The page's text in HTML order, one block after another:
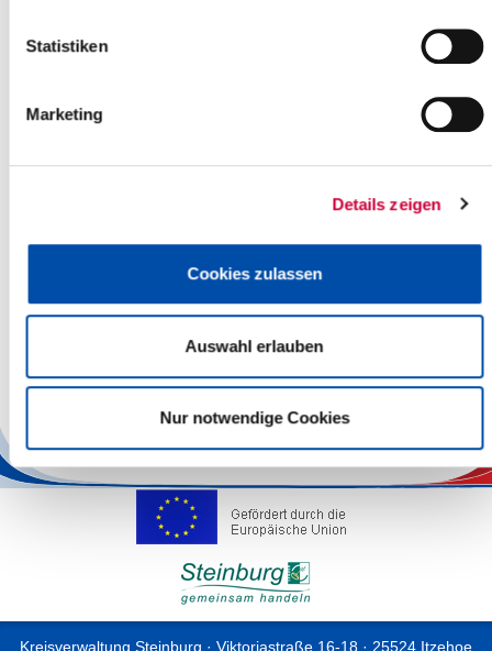
Statistiken
Marketing
Details zeigen
Cookies zulassen
Auswahl erlauben
Nur notwendige Cookies
Die Nutzung von Smartphones oder Computerspielen gehört seit
Kindern. Auf der einen Seite Sorge und ggf. Hilflosigkeit, auf der
anderen Seite der Wunsch nach Spaß und dem
Berichterstattung verunsichert: Ist das eigenen Kind schon
Grund genug, um diesem Thema einen Schwerpunktmonat zu
werden, eine Mischung aus Information und Förderung der
Kreativität wird angestrebt.
steht hier zum Download bereit:
Flyer Medienmonat November
Kreisverwaltung Steinburg · Viktoriastraße 16-18 · 25524 Itzehoe